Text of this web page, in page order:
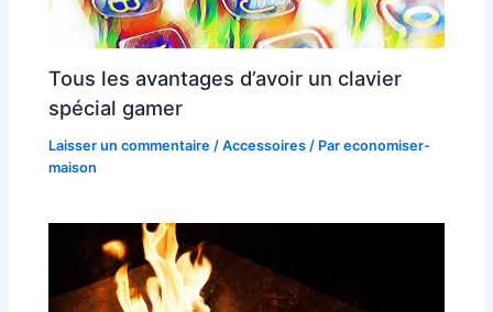
Tous les avantages d’avoir un clavier
spécial gamer
Laisser un commentaire /Accessoires / Pareconomiser-
maison